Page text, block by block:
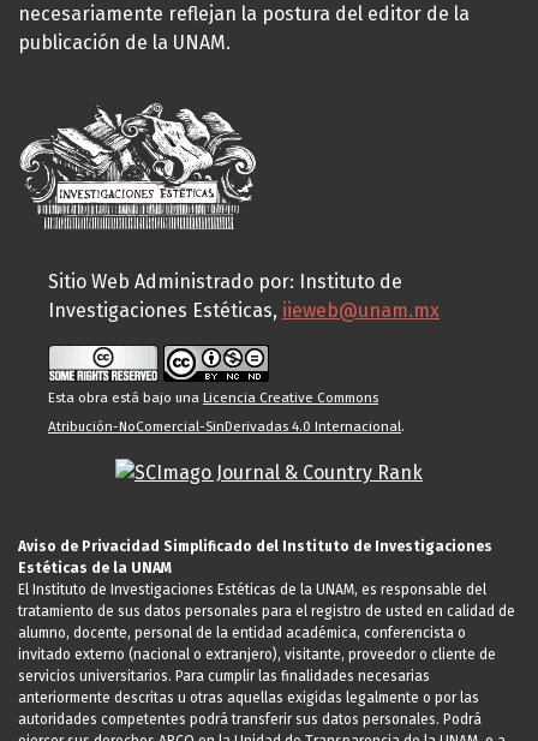
necesariamente reflejan la postura del editor de la
publicación de la UNAM.
Sitio Web Administrado por: Instituto de
Investigaciones Estéticas, iieweb@unam.mx
Esta obra está bajo una Licencia Creative Commons
Atribución-NoComercial-SinDerivadas 4.0 Internacional.
Aviso de Privacidad Simplificado del Instituto de Investigaciones
Estéticas de la UNAM
El Instituto de Investigaciones Estéticas de la UNAM, es responsable del
tratamiento de sus datos personales para el registro de usted en calidad de
alumno, docente, personal de la entidad académica, conferencista o
invitado externo (nacional o extranjero), visitante, proveedor o cliente de
servicios universitarios. Para cumplir las finalidades necesarias
anteriormente descritas u otras aquellas exigidas legalmente o por las
autoridades competentes podrá transferir sus datos personales. Podrá